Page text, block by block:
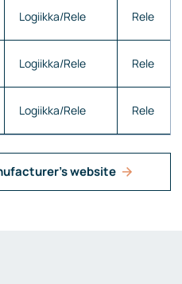
Logiikka/Rele Rele
Logiikka/Rele Rele
Logiikka/Rele Rele
website